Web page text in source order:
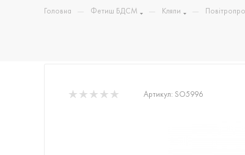
Головна — Фетиш БДСМ — Кляпи —
Артикул: SO5996